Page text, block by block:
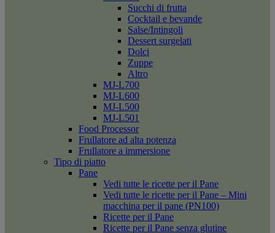
Succhi di frutta
Cocktail e bevande
Salse/Intingoli
Dessert surgelati
Dolci
Zuppe
Altro
MJ-L700
MJ-L600
MJ-L500
MJ-L501
Food Processor
Frullatore ad alta potenza
Frullatore a immersione
Tipo di piatto
Pane
Vedi tutte le ricette per il Pane
Vedi tutte le ricette per il Pane – Mini
macchina per il pane (PN100)
Ricette per il Pane
Ricette per il Pane senza glutine